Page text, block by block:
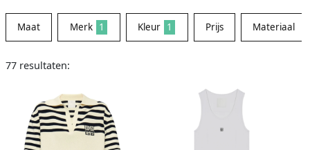
Maat Merk 1 Kleur 1 Prijs Materiaal
77 resultaten: